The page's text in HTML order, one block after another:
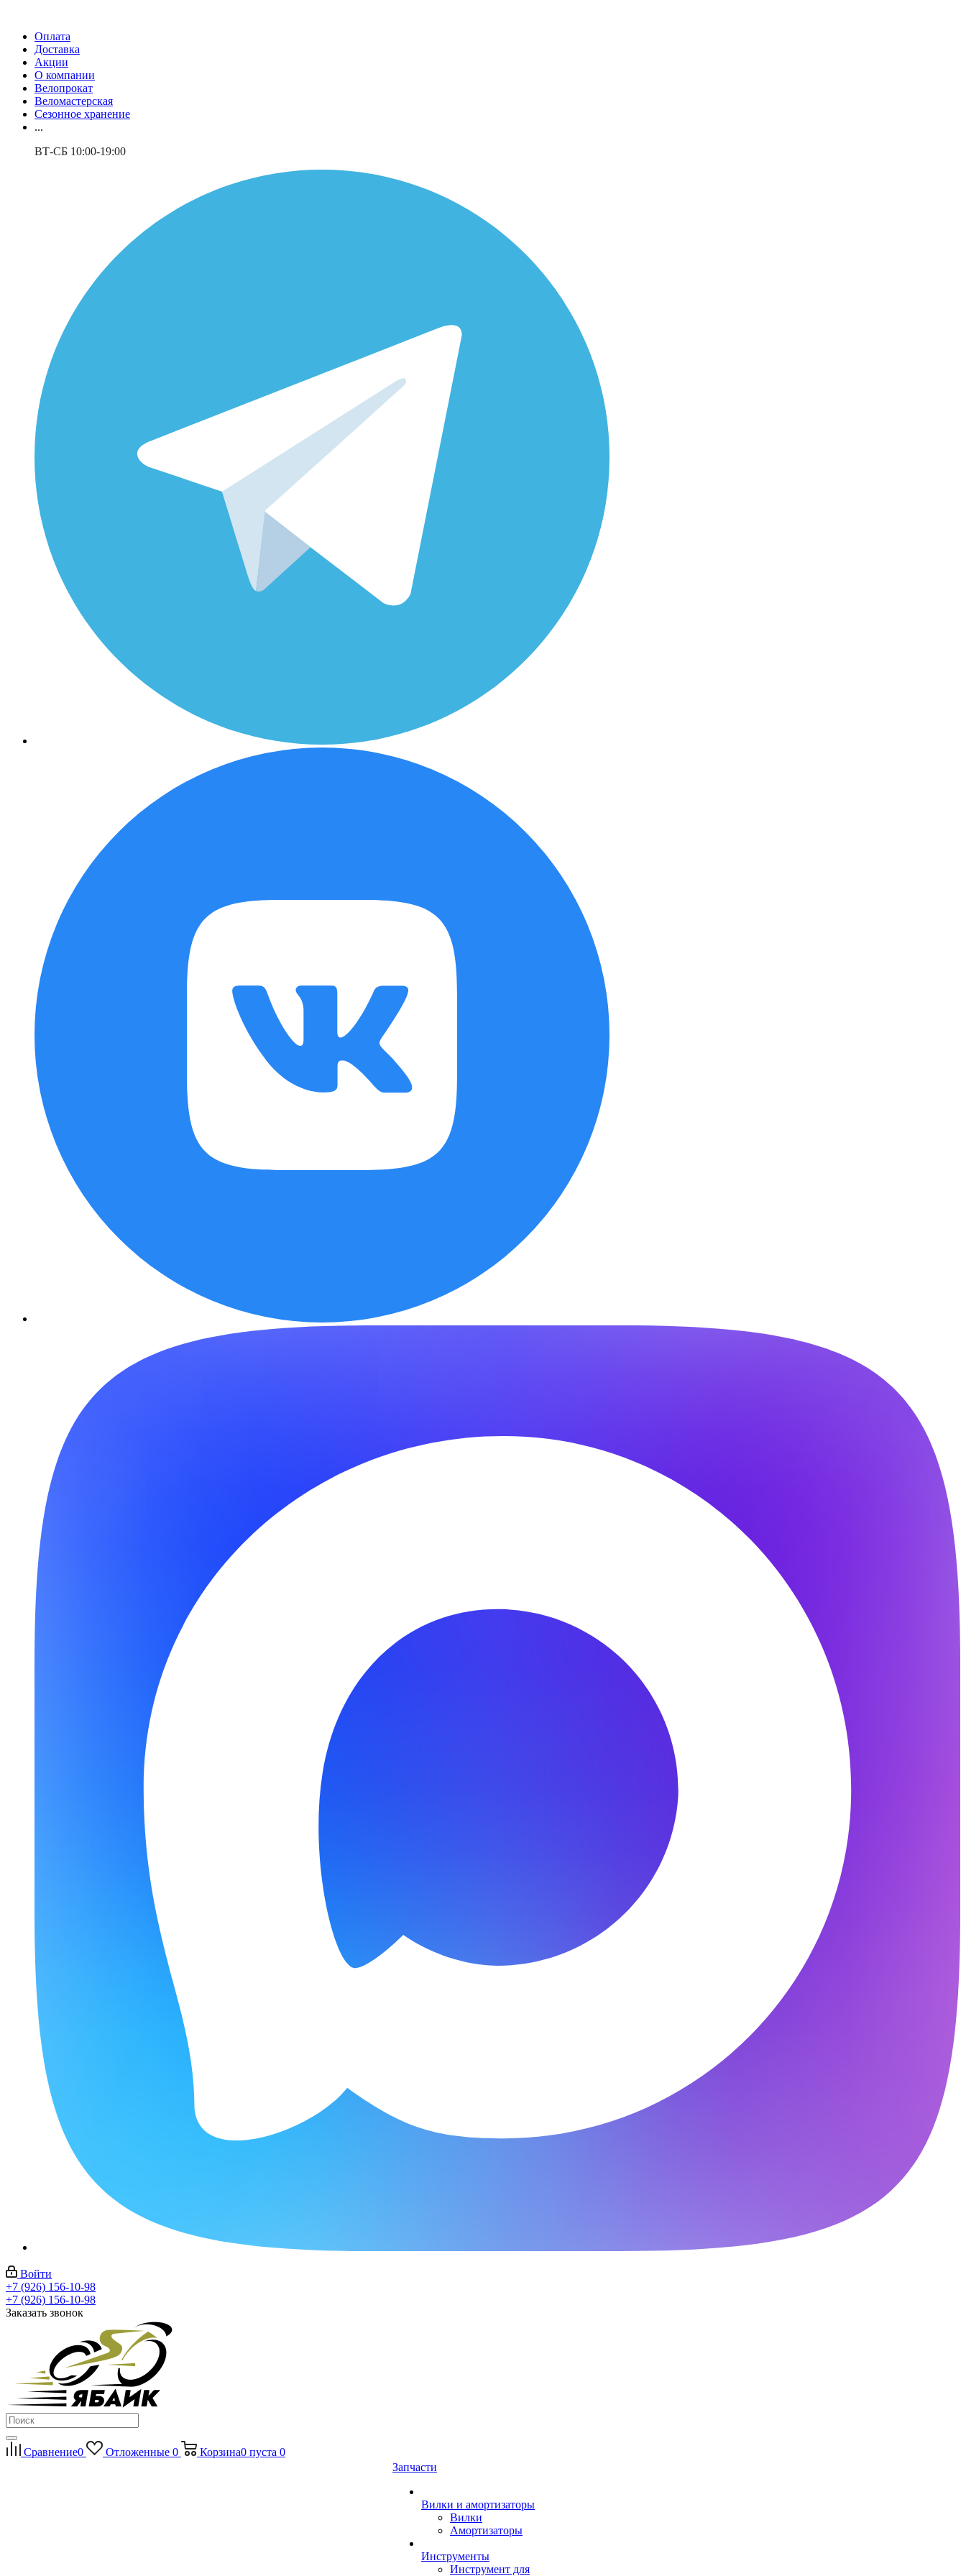
Оплата
Доставка
Акции
О компании
Велопрокат
Веломастерская
Сезонное хранение
...
ВТ-СБ 10:00-19:00
Войти
+7 (926) 156-10-98
+7 (926) 156-10-98
Заказать звонок
Сравнение0 Отложенные 0 Корзина0 пуста 0
Запчасти
Вилки и амортизаторы
Вилки
Амортизаторы
Инструменты
Инструмент для